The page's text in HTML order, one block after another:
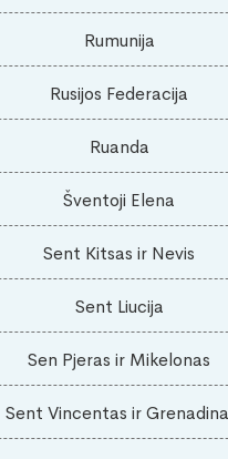
Rumunija
Rusijos Federacija
Ruanda
Šventoji Elena
Sent Kitsas ir Nevis
Sent Liucija
Sen Pjeras ir Mikelonas
Sent Vincentas ir